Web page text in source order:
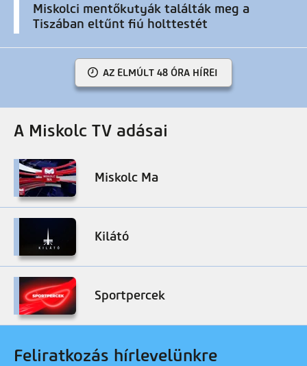
Miskolci mentőkutyák találták meg a
Tiszában eltűnt fiú holttestét
AZ ELMÚLT 48 ÓRA HÍREI
A Miskolc TV adásai
Miskolc Ma
Kilátó
Sportpercek
Feliratkozás hírlevelünkre